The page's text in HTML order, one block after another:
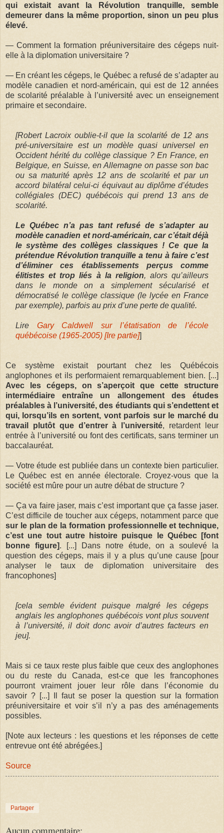
qui existait avant la Révolution tranquille, semble
demeurer dans la même proportion, sinon un peu plus
élevé.
— Comment la formation préuniversitaire des cégeps nuit-
elle à la diplomation universitaire ?
— En créant les cégeps, le Québec a refusé de s’adapter au
modèle canadien et nord-américain, qui est de 12 années
de scolarité préalable à l’université avec un enseignement
primaire et secondaire.
[Robert Lacroix oublie-t-il que la scolarité de 12 ans
pré-universitaire est un modèle quasi universel en
Occident hérité du collège classique ? En France, en
Belgique, en Suisse, en Allemagne on passe son bac
ou sa maturité après 12 ans de scolarité et par un
accord bilatéral celui-ci équivaut au diplôme d’études
collégiales (DEC) québécois qui prend 13 ans de
scolarité.
Le Québec n’a pas tant refusé de s’adapter au
modèle canadien et nord-américain, car c’était déjà
le système des collèges classiques ! Ce que la
prétendue Révolution tranquille a tenu à faire c’est
d’éliminer ces établissements perçus comme
élitistes et trop liés à la religion, alors qu’ailleurs
dans le monde on a simplement sécularisé et
démocratisé le collège classique (le lycée en France
par exemple), parfois au prix d’une perte de qualité.
Lire Gary Caldwell sur l’étatisation de l’école
québécoise (1965-2005) [Ire partie]]
Ce système existait pourtant chez les Québécois
anglophones et ils performaient remarquablement bien. [...]
Avec les cégeps, on s’aperçoit que cette structure
intermédiaire entraîne un allongement des études
préalables à l’université, des étudiants qui s’endettent et
qui, lorsqu’ils en sortent, vont parfois sur le marché du
travail plutôt que d’entrer à l’université, retardent leur
entrée à l’université ou font des certificats, sans terminer un
baccalauréat.
— Votre étude est publiée dans un contexte bien particulier.
Le Québec est en année électorale. Croyez-vous que la
société est mûre pour un autre débat de structure ?
— Ça va faire jaser, mais c’est important que ça fasse jaser.
C’est difficile de toucher aux cégeps, notamment parce que
sur le plan de la formation professionnelle et technique,
c’est une tout autre histoire puisque le Québec [font
bonne figure]. [...] Dans notre étude, on a soulevé la
question des cégeps, mais il y a plus qu’une cause [pour
analyser le taux de diplomation universitaire des
francophones]
[cela semble évident puisque malgré les cégeps
anglais les anglophones québécois vont plus souvent
à l’université, il doit donc avoir d’autres facteurs en
jeu].
Mais si ce taux reste plus faible que ceux des anglophones
ou du reste du Canada, est-ce que les francophones
pourront vraiment jouer leur rôle dans l’économie du
savoir ? [...] Il faut se poser la question sur la formation
préuniversitaire et voir s’il n’y a pas des aménagements
possibles.
[Note aux lecteurs : les questions et les réponses de cette
entrevue ont été abrégées.]
Source
Partager
Aucun commentaire: